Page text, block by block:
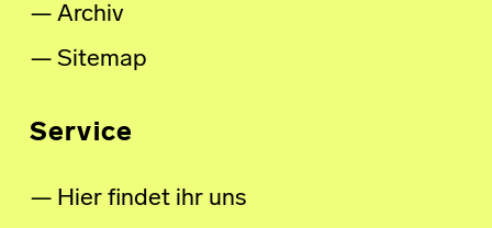
Archiv
Sitemap
Service
Hier findet ihr uns